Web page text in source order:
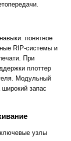
понятное
RIP-системы и
При
плоттер
Модульный
запас
узлы